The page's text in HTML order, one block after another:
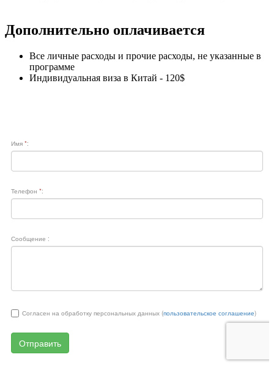
Дополнительно оплачивается
Все личные расходы и прочие расходы, не указанные в
программе
Индивидуальная виза в Китай - 120$